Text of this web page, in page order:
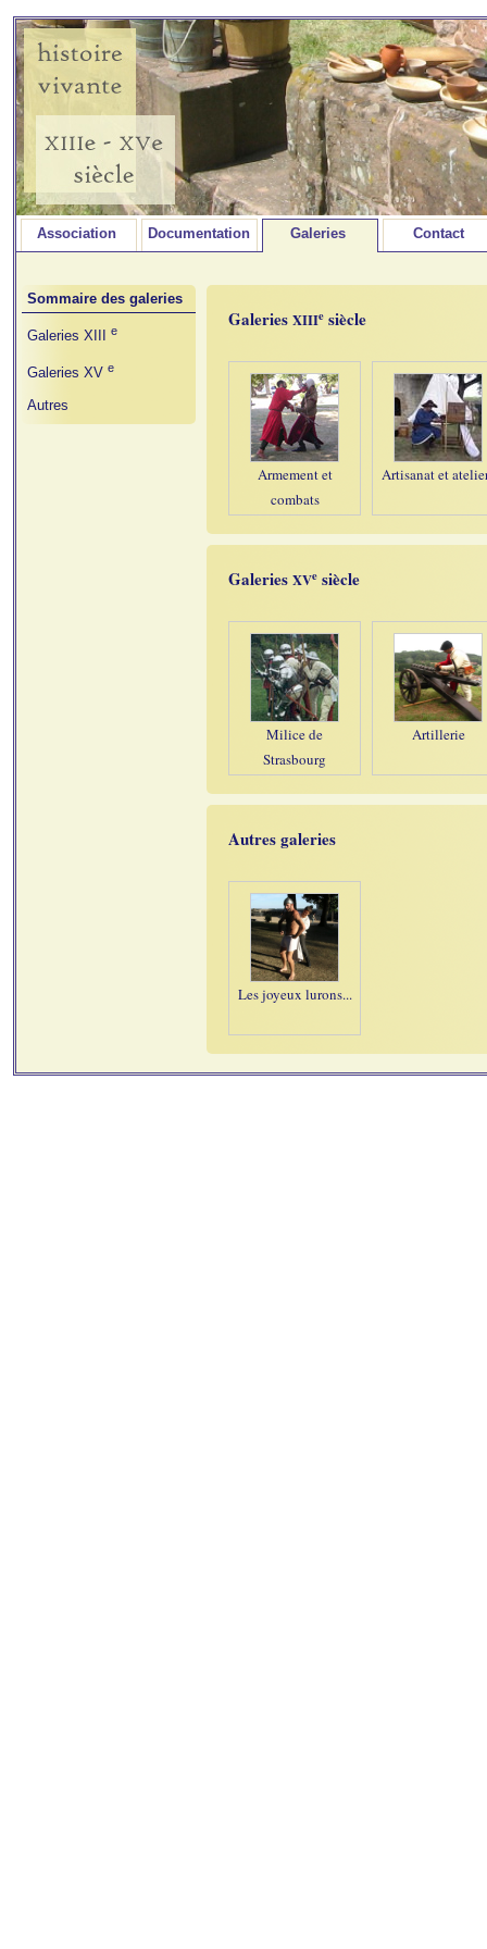
Association Documentation Galeries Contact
Sommaire des galeries
Galeries XIII e
Galeries XV e
Autres
Galeries XIIIe siècle
Armement et
combats
Artisanat et
Galeries XVe siècle
Milice de
Strasbourg
Artillerie
Autres galeries
Les joyeux lurons...